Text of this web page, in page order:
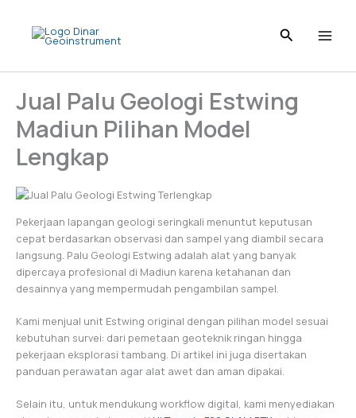
content
Jual Palu Geologi Estwing
Madiun Pilihan Model
Lengkap
Pekerjaan lapangan geologi seringkali menuntut keputusan
cepat berdasarkan observasi dan sampel yang diambil secara
langsung. Palu Geologi Estwing adalah alat yang banyak
dipercaya profesional di Madiun karena ketahanan dan
desainnya yang mempermudah pengambilan sampel.
Kami menjual unit Estwing original dengan pilihan model sesuai
kebutuhan survei: dari pemetaan geoteknik ringan hingga
pekerjaan eksplorasi tambang. Di artikel ini juga disertakan
panduan perawatan agar alat awet dan aman dipakai.
Selain itu, untuk mendukung workflow digital, kami menyediakan